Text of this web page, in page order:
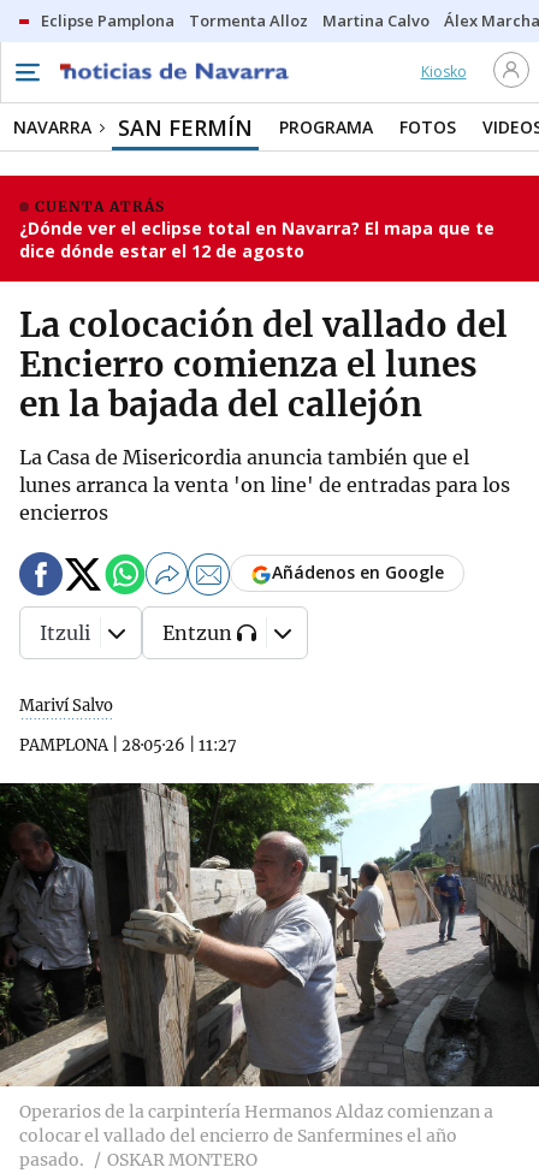
Eclipse Pamplona Tormenta Alloz Martina Calvo Álex
Kiosko
NAVARRA SAN FERMÍN PROGRAMA FOTOS
CUENTA ATRÁS
¿Dónde ver el eclipse total en Navarra? El mapa que te
dice dónde estar el 12 de agosto
La colocación del vallado del
Encierro comienza el lunes
en la bajada del callejón
La Casa de Misericordia anuncia también que el
lunes arranca la venta 'on line' de entradas para los
encierros
Mariví Salvo
PAMPLONA| 28·05·26 11:27
Añádenos en Google
Itzuli Entzun
Operarios de la carpintería Hermanos Aldaz comienzan a
colocar el vallado del encierro de Sanfermines el año
pasado.
OSKAR MONTERO